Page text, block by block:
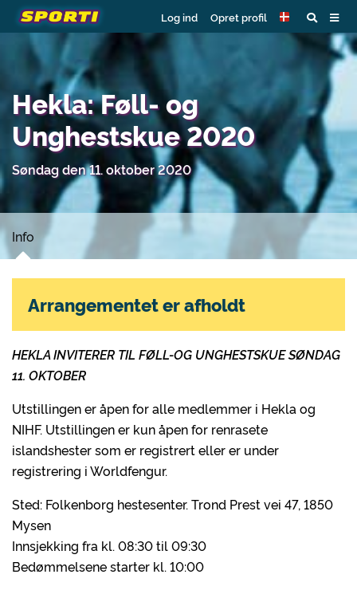
Log ind Opret profil
Hekla: Føll- og
Unghestskue 2020
Søndag den 11. oktober 2020
Info
HEKLA INVITERER TIL FØLL-OG UNGHESTSKUE SØNDAG
11. OKTOBER
Utstillingen er åpen for alle medlemmer i Hekla og
NIHF. Utstillingen er kun åpen for renrasete
islandshester som er registrert eller er under
registrering i Worldfengur.
Sted: Folkenborg hestesenter. Trond Prest vei 47, 1850
Mysen
Innsjekking fra kl. 08:30 til 09:30
Bedømmelsene starter kl. 10:00
Arrangementet er afholdt